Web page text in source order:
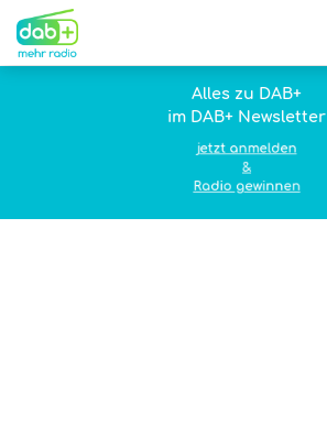
Alles zu DAB+
im DAB+ Newsletter
jetzt anmelden
&
Radio gewinnen